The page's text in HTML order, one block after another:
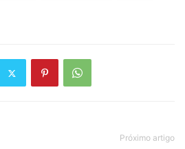
Próximo artigo